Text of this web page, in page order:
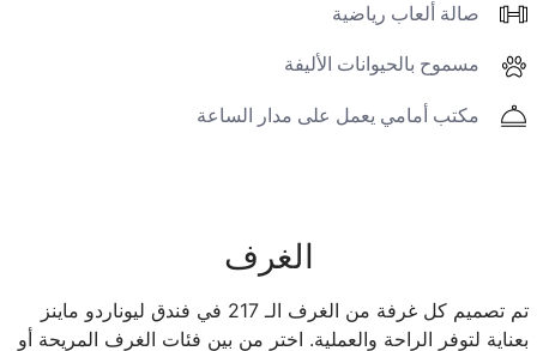
صالة ألعاب رياضية
مسموح بالحيوانات الأليفة
مكتب أمامي يعمل على مدار الساعة
الغرف
تم تصميم كل غرفة من الغرف الـ 217 في فندق ليوناردو ماينز
بعناية لتوفر الراحة والعملية. اختر من بين فئات الغرف المريحة أو